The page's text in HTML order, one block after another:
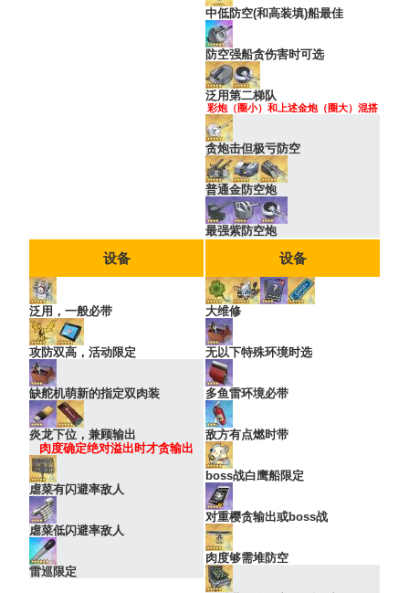
中低防空(和高装填)船最佳
防空强船贪伤害时可选
泛用第二梯队
彩炮（圈小）和上述金炮（圈大）混搭
贪炮击但极亏防空
普通金防空炮
最强紫防空炮
设备
泛用，一般必带
攻防双高，活动限定
缺舵机萌新的指定双肉装
炎龙下位，兼顾输出
肉度确定绝对溢出时才贪输出
虐菜有闪避率敌人
虐菜低闪避率敌人
雷巡限定
设备
大维修
无以下特殊环境时选
多鱼雷环境必带
敌方有点燃时带
boss战白鹰船限定
对重樱贪输出或boss战
肉度够需堆防空